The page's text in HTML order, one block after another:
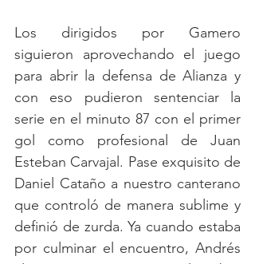
Los dirigidos por Gamero
siguieron aprovechando el juego
para abrir la defensa de Alianza y
con eso pudieron sentenciar la
serie en el minuto 87 con el primer
gol como profesional de Juan
Esteban Carvajal. Pase exquisito de
Daniel Cataño a nuestro canterano
que controló de manera sublime y
definió de zurda. Ya cuando estaba
por culminar el encuentro, Andrés